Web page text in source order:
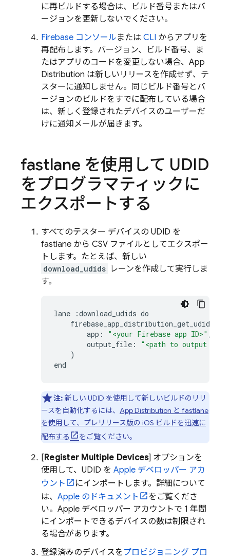
に再ビルドする場合は、ビルド番号またはバ
ージョンを更新しないでください。
Firebase コンソール または CLI からアプリを
再配布します。バージョン、ビルド番号、ま
たはアプリのコードを変更しない場合、 App
Distribution は新しいリリースを作成せず、テ
スターに通知しません。同じビルド番号とバ
ージョンのビルドをすでに配布している場合
は、新しく登録されたデバイスのユーザーだ
けに通知メールが届きます。
fastlane を使用して UDID
をプログラマティックに
エクスポートする
すべてのテスター デバイスの UDID を
fastlane から CSV ファイルとしてエクスポー
トします。たとえば、新しい
download_udids レーンを作成して実行しま
す。
lane :download_udids do
firebase_app_distribution_get_udids
app : "<your Firebase app ID>" ,
output_file :
"<path to output
)
end
注: 新しい UDID を使用して新しいビルドのリリ
ースを自動化するには、 App Distribution と fastlane
を使用して、プレリリース版の iOS ビルドを迅速に
配布する
をご覧ください。
[Register Multiple Devices] オプションを
使用して、UDID を Apple デベロッパー アカ
ウント
にインポートします。詳細について
は、 Apple のドキュメント
をご覧くださ
い。Apple デベロッパー アカウントで 1 年間
にインポートできるデバイスの数は制限され
る場合があります。
登録済みのデバイスを プロビジョニング プロ